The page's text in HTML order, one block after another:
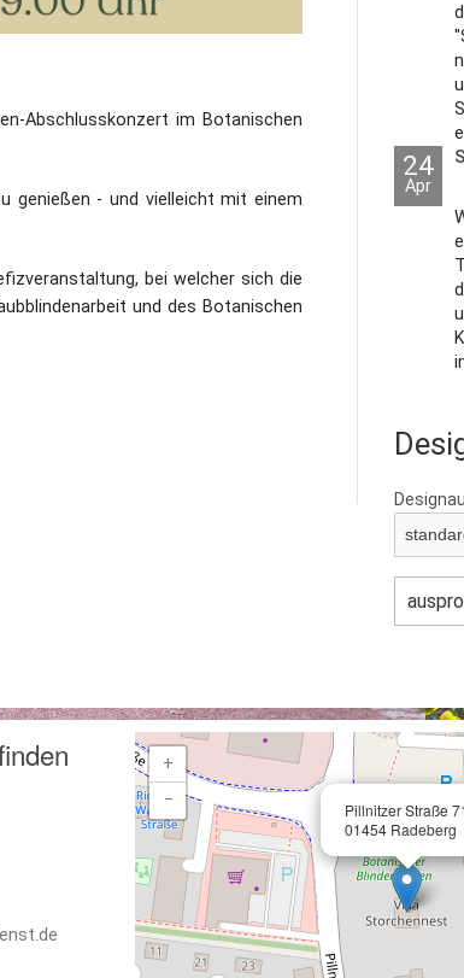
Abschlusskonzert im Botanischen
genießen - und vielleicht mit einem
bei welcher sich die
und des Botanischen
24
Apr
Pillnitzer Straße
01454 Radeberg
+
−